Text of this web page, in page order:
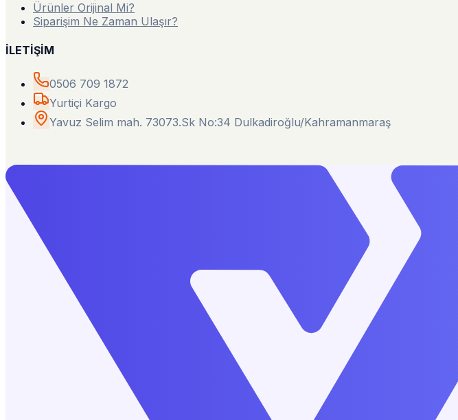
Ürünler Orijinal Mi?
Siparişim Ne Zaman Ulaşır?
İLETİŞİM
0506 709 1872
Yurtiçi Kargo
Yavuz Selim mah. 73073.Sk No:34 Dulkadiroğlu/Kahramanmaraş